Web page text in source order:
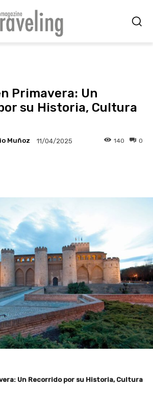
Primavera: Un
su Historia, Cultura
Muñoz 11/04/2025 0
140
Un Recorrido por su Historia, Cultura